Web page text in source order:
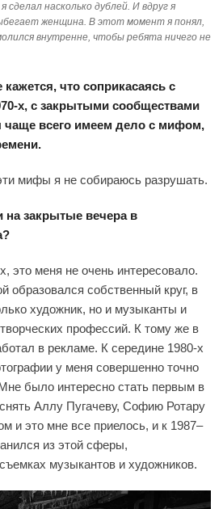
сделал насколько дублей. И вдруг я
женщина. В этот момент я понял,
внутренне, чтобы ребята ничего не
что соприкасаясь с
х, с закрытыми сообществами
чаще всего имеем дело с мифом,
мифы я не собираюсь разрушать.
закрытые вечера в
это меня не очень интересовало.
образовался собственный круг, в
художник, но и музыканты и
профессий. К тому же в
в рекламе. К середине 1980-х
у меня совершенно точно
было интересно стать первым в
Аллу Пугачеву, Софию Ротару
и это мне все приелось, и к 1987–
из этой сферы,
музыкантов и художников.